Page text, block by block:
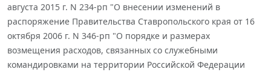
августа 2015 г. N 234-рп "О внесении изменений в
распоряжение Правительства Ставропольского края от 16
октября 2006 г. N 346-рп "О порядке и размерах
возмещения расходов, связанных со служебными
командировками на территории Российской Федерации